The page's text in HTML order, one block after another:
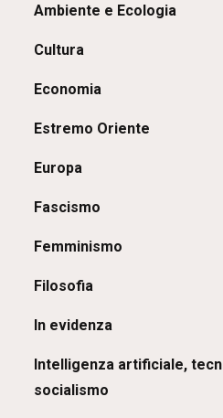
Ambiente e Ecologia
Cultura
Economia
Estremo Oriente
Europa
Fascismo
Femminismo
Filosofia
In evidenza
Intelligenza artificiale,
socialismo